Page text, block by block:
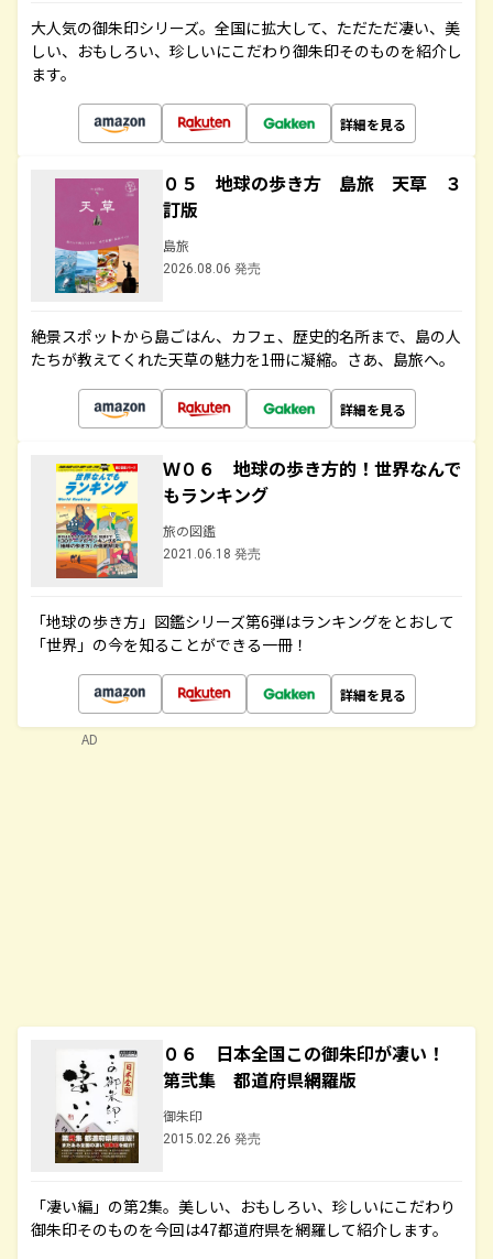
大人気の御朱印シリーズ。全国に拡大して、ただただ凄い、美
しい、おもしろい、珍しいにこだわり御朱印そのものを紹介し
ます。
詳細を見る
０５ 地球の歩き方 島旅 天草 ３
訂版
島旅
2026.08.06 発売
絶景スポットから島ごはん、カフェ、歴史的名所まで、島の人
たちが教えてくれた天草の魅力を1冊に凝縮。さあ、島旅へ。
詳細を見る
Ｗ０６ 地球の歩き方的！世界なんで
もランキング
旅の図鑑
2021.06.18 発売
「地球の歩き方」図鑑シリーズ第6弾はランキングをとおして
「世界」の今を知ることができる一冊！
詳細を見る
０６ 日本全国この御朱印が凄い！
第弐集 都道府県網羅版
御朱印
2015.02.26 発売
「凄い編」の第2集。美しい、おもしろい、珍しいにこだわり
御朱印そのものを今回は47都道府県を網羅して紹介します。
AD